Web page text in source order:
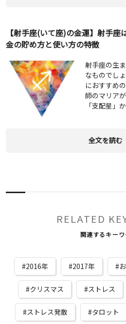
【射手座(いて座)の金運】射手
金の貯め方と使い方の特徴
射手座の生
なものでし
におすすめ
師のマリア
「支配星」
全文を読む
RELATED
関連するキーワ
2016年 2017年
クリスマス ストレス
ストレス発散 タロット